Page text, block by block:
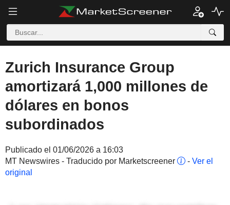
Zurich Insurance Group
amortizará 1,000 millones de
dólares en bonos
subordinados
Publicado el 01/06/2026 a 16:03
MT Newswires - Traducido por Marketscreener
- Ver el
original